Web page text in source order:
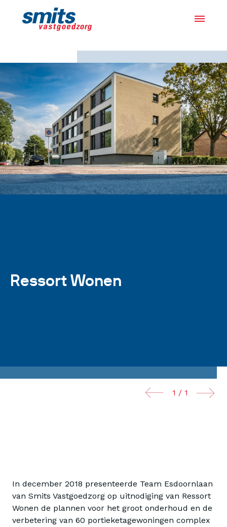
Actueel
Projecten
Samen met bewoners
Over ons
Werken bij
Ressort Wonen
1 / 1
In december 2018 presenteerde Team Esdoornlaan
van Smits Vastgoedzorg op uitnodiging van Ressort
Wonen de plannen voor het groot onderhoud en de
verbetering van 60 portieketagewoningen complex